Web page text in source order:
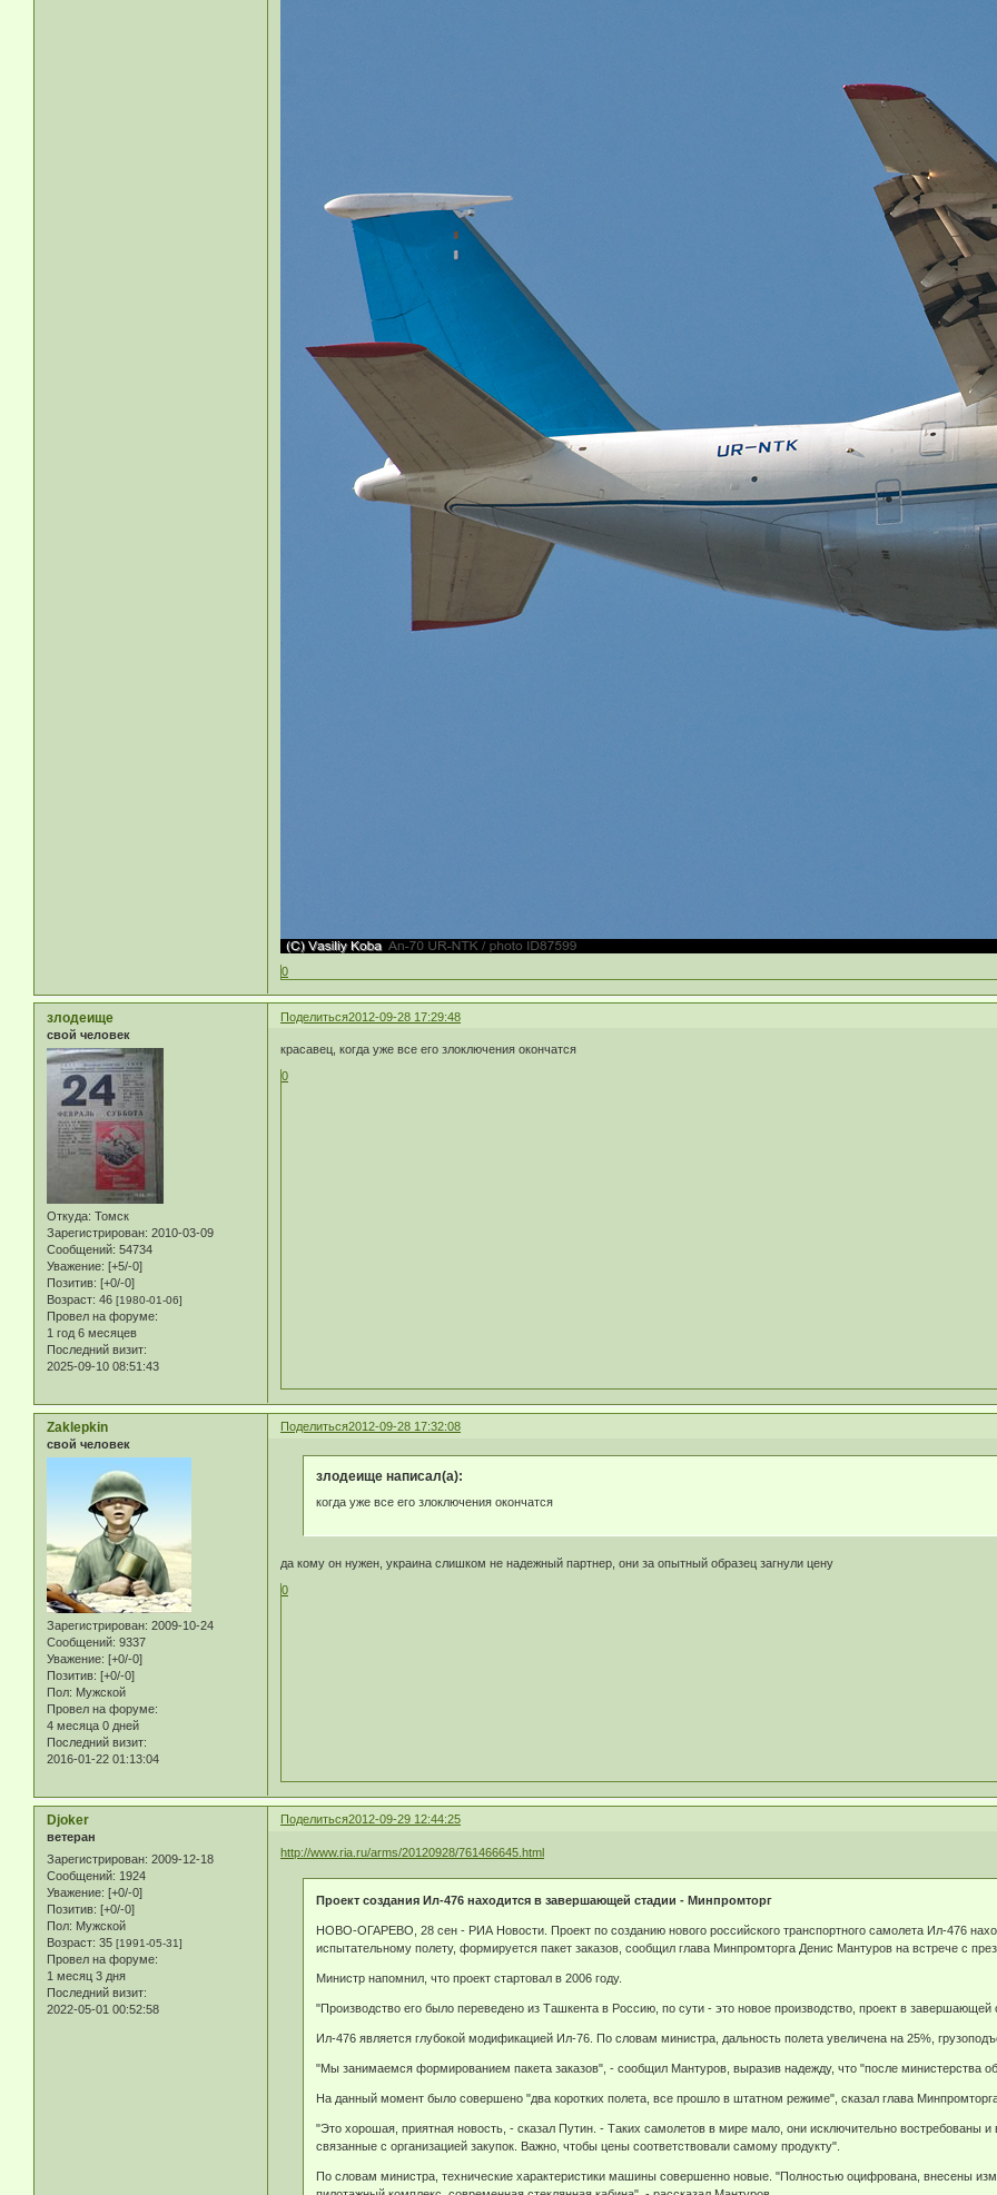
0
Поделиться2012-09-28 17:29:48
злодеище
свой человек
Откуда: Томск
Зарегистрирован: 2010-03-09
Сообщений: 54734
Уважение: [+5/-0]
Позитив: [+0/-0]
Возраст: 46 [1980-01-06]
Провел на форуме:
1 год 6 месяцев
Последний визит:
2025-09-10 08:51:43
красавец, когда уже все его злоключения окончатся
0
Поделиться2012-09-28 17:32:08
Zaklepkin
свой человек
Зарегистрирован: 2009-10-24
Сообщений: 9337
Уважение: [+0/-0]
Позитив: [+0/-0]
Пол: Мужской
Провел на форуме:
4 месяца 0 дней
Последний визит:
2016-01-22 01:13:04
злодеище написал(а):
когда уже все его злоключения окончатся
да кому он нужен, украина слишком не надежный партнер, они за опытный образец загнули цену
0
Поделиться2012-09-29 12:44:25
Djoker
ветеран
Зарегистрирован: 2009-12-18
Сообщений: 1924
Уважение: [+0/-0]
Позитив: [+0/-0]
Пол: Мужской
Возраст: 35 [1991-05-31]
Провел на форуме:
1 месяц 3 дня
Последний визит:
2022-05-01 00:52:58
http://www.ria.ru/arms/20120928/761466645.html
Проект создания Ил-476 находится в завершающей стадии - Минпромторг
НОВО-ОГАРЕВО, 28 сен - РИА Новости. Проект по созданию нового российского транспортного самолета Ил-476
испытательному полету, формируется пакет заказов, сообщил глава Минпромторга Денис Мантуров на встрече с
Министр напомнил, что проект стартовал в 2006 году.
"Производство его было переведено из Ташкента в Россию, по сути - это новое производство, проект в завершающей
Ил-476 является глубокой модификацией Ил-76. По словам министра, дальность полета увеличена на 25%,
"Мы занимаемся формированием пакета заказов", - сообщил Мантуров, выразив надежду, что "после министерства
На данный момент было совершено "два коротких полета, все прошло в штатном режиме", сказал глава
"Это хорошая, приятная новость, - сказал Путин. - Таких самолетов в мире мало, они исключительно востребованы
связанные с организацией закупок. Важно, чтобы цены соответствовали самому продукту".
По словам министра, технические характеристики машины совершенно новые. "Полностью оцифрована, внесены